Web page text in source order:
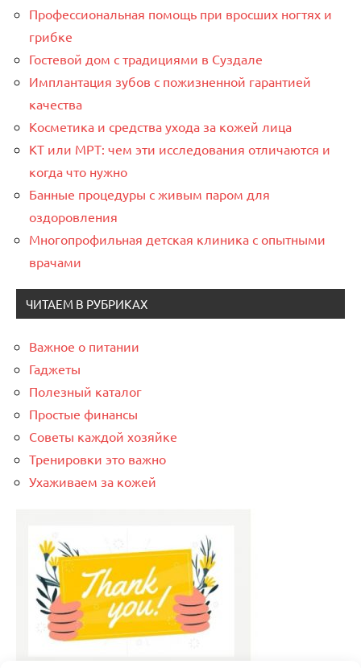
Профессиональная помощь при вросших ногтях и
грибке
Гостевой дом с традициями в Суздале
Имплантация зубов с пожизненной гарантией
качества
Косметика и средства ухода за кожей лица
КТ или МРТ: чем эти исследования отличаются и
когда что нужно
Банные процедуры с живым паром для
оздоровления
Многопрофильная детская клиника с опытными
врачами
ЧИТАЕМ В РУБРИКАХ
Важное о питании
Гаджеты
Полезный каталог
Простые финансы
Советы каждой хозяйке
Тренировки это важно
Ухаживаем за кожей